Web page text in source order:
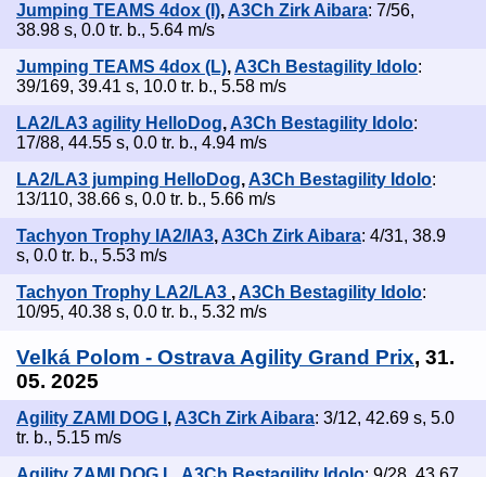
Jumping TEAMS 4dox (I), A3Ch Zirk Aibara: 7/56,
38.98 s, 0.0 tr. b., 5.64 m/s
Jumping TEAMS 4dox (L),A3Ch Bestagility Idolo:
39/169, 39.41 s, 10.0 tr. b., 5.58 m/s
LA2/LA3 agility HelloDog, A3Ch Bestagility Idolo:
17/88, 44.55 s, 0.0 tr. b., 4.94 m/s
LA2/LA3 jumping HelloDog,A3Ch Bestagility Idolo:
13/110, 38.66 s, 0.0 tr. b., 5.66 m/s
Tachyon Trophy IA2/IA3, A3Ch Zirk Aibara: 4/31, 38.9
s, 0.0 tr. b., 5.53 m/s
Tachyon Trophy LA2/LA3 ,A3Ch Bestagility Idolo:
10/95, 40.38 s, 0.0 tr. b., 5.32 m/s
Velká Polom - Ostrava Agility Grand Prix, 31.
05. 2025
Agility ZAMI DOG I , A3Ch Zirk Aibara: 3/12, 42.69 s, 5.0
tr. b., 5.15 m/s